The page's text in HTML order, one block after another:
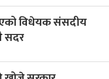
विधेयक संसदीय
सदर